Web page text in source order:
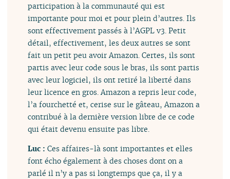
participation à la communauté qui est
importante pour moi et pour plein d’autres. Ils
sont effectivement passés à l’AGPL v3. Petit
détail, effectivement, les deux autres se sont
fait un petit peu avoir Amazon. Certes, ils sont
partis avec leur code sous le bras, ils sont partis
avec leur logiciel, ils ont retiré la liberté dans
leur licence en gros. Amazon a repris leur code,
l’a fourchetté et, cerise sur le gâteau, Amazon a
contribué à la dernière version libre de ce code
qui était devenu ensuite pas libre.
Luc :Ces affaires-là sont importantes et elles
font écho également à des choses dont on a
parlé il n’y a pas si longtemps que ça, il y a